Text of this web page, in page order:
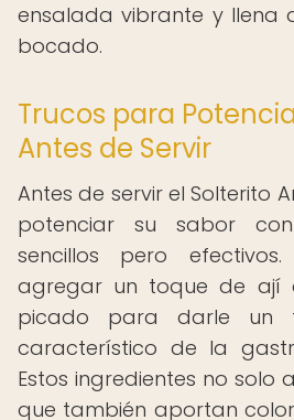
ensalada vibrante y llena
bocado.
Trucos para
Antes de Servir
Antes de servir el Solterito
potenciar su sabor
sencillos pero
agregar un toque de ají
picado para darle un
característico de la
Estos ingredientes no solo
que también aportan